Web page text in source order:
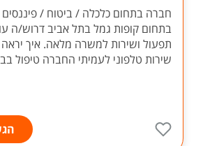
חברה בתחום כלכלה / ביטוח /
בתחום קופות גמל בתל אביב דרוש/ה
תפעול ושירות למשרה מלאה. איך יראה
שירות טלפוני לעמיתי החברה טיפול